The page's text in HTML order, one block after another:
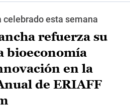
celebrado esta semana
refuerza su
bioeconomía
en la
de ERIAFF